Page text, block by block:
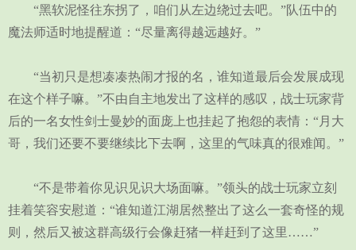
“黑软泥怪往东拐了，咱们从左边绕过去吧。”队伍中的
魔法师适时地提醒道：“尽量离得越远越好。”
“当初只是想凑凑热闹才报的名，谁知道最后会发展成现
在这个样子嘛。”不由自主地发出了这样的感叹，战士玩家背
后的一名女性剑士曼妙的面庞上也挂起了抱怨的表情：“月大
哥，我们还要不要继续比下去啊，这里的气味真的很难闻。”
“不是带着你见识见识大场面嘛。”领头的战士玩家立刻
挂着笑容安慰道：“谁知道江湖居然整出了这么一套奇怪的规
则，然后又被这群高级行会像赶猪一样赶到了这里……”